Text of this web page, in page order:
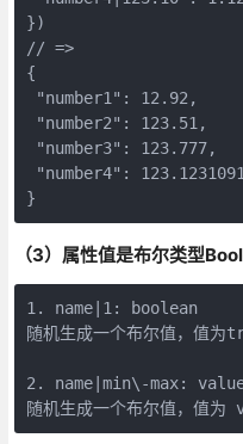
})
// =>
{
"number1": 12.92,
"number2": 123.51,
"number3": 123.777,
"number4":
}
（3）属性值是布尔类型
1. name|1: boolean
随机生成一个布尔值，值
2. name|min\-max:
随机生成一个布尔值，